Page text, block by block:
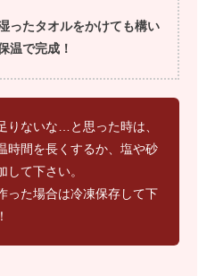
ったタオルをかけても構い
温で完成！
りないな…と思った時は、
時間を長くするか、塩や砂
して下さい。
った場合は冷凍保存して下